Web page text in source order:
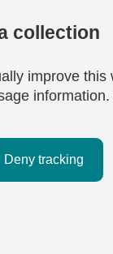
collection
improve
Deny tracking